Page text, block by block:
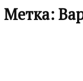
Метка: